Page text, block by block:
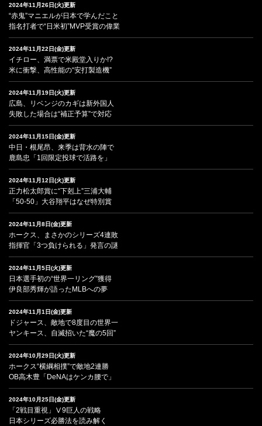
2024年11月26日(火)更新
“赤鬼”マニエルが日本で学んだこと
指名打者で“日米初”MVP受賞の偉業
2024年11月22日(金)更新
イチロー、満票で米殿堂入りか!?
米に衝撃、高性能の“安打製造機”
2024年11月19日(火)更新
広島、リベンジのカギは新外国人
失敗した場合は“補正予算”で対応
2024年11月15日(金)更新
中日・根尾昂、来季は背水の陣で
鹿島忠「1回限定投球で活路を」
2024年11月12日(火)更新
正力松太郎賞に“下剋上”三浦大輔
「50-50」大谷翔平はなぜ特別賞
2024年11月8日(金)更新
ホークス、まさかのシリーズ4連敗
指揮官「3つ負けられる」発言の謎
2024年11月5日(火)更新
日本選手初の“世界一リング”獲得
伊良部秀輝が語ったMLBへの夢
2024年11月1日(金)更新
ドジャース、敵地で8度目の世界一
ヤンキース、自滅招いた“魔の5回”
2024年10月29日(火)更新
ホークス“横綱相撲”で敵地2連勝
OB高木豊「DeNAはケンカ腰で」
2024年10月25日(金)更新
「2戦目重視」Ⅴ9巨人の戦略
日本シリーズ必勝法を読み解く